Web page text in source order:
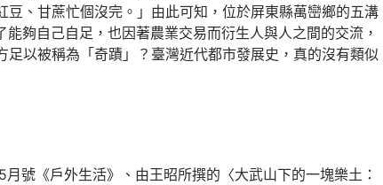
、甘蔗忙個沒完。」由此可知，位於屏東縣萬巒鄉的五溝
夠自己自足，也因著農業交易而衍生人與人之間的交流，
以被稱為「奇蹟」？臺灣近代都市發展史，真的沒有類似
號《戶外生活》、由王昭所撰的〈大武山下的一塊樂土：